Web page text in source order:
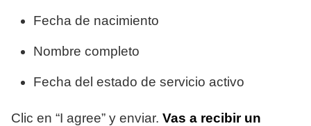
Fecha de nacimiento
Nombre completo
Fecha del estado de servicio activo
Clic en “I agree” y enviar. Vas a recibir un